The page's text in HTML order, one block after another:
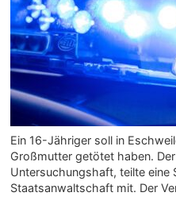
Ein 16-Jähriger soll in
Großmutter getötet haben.
Untersuchungshaft, teilte eine
Staatsanwaltschaft mit. Der